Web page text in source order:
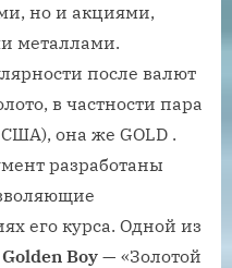
но и акциями,
металлами.
после валют
в частности пара
она же GOLD .
разработаны
его курса. Одной из
Boy— «Золотой